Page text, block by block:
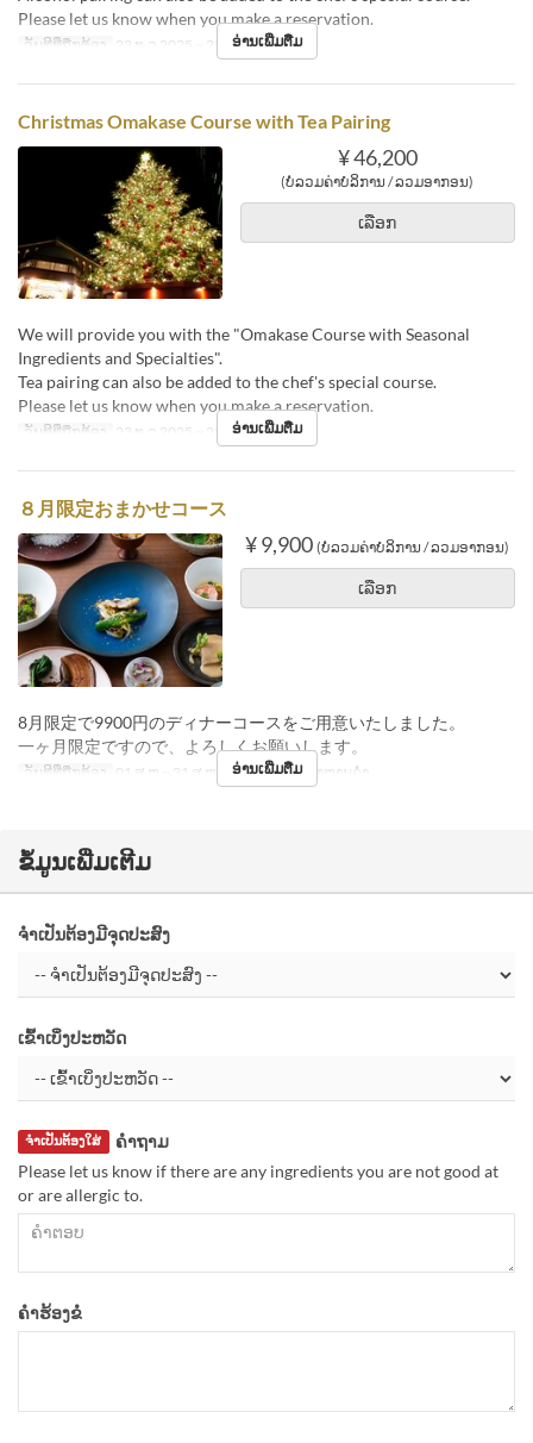
Please let us know when you make a reservation.
ວັນທີທີ່ຖືກຕ້ອງ 23 ທ.ວ 2025 ~ 25 ທ.ວ 2025
ອ່ານເພີ່ມຕື່ມ
Christmas Omakase Course with Tea Pairing
¥ 46,200
(ບໍ່ລວມຄ່າບໍລິການ / ລວມອາກອນ)
ເລືອກ
We will provide you with the "Omakase Course with Seasonal
Ingredients and Specialties".
Tea pairing can also be added to the chef's special course.
Please let us know when you make a reservation.
ວັນທີທີ່ຖືກຕ້ອງ 23 ທ.ວ 2025 ~ 25 ທ.ວ 2025
ອ່ານເພີ່ມຕື່ມ
８月限定おまかせコース
¥ 9,900 (ບໍ່ລວມຄ່າບໍລິການ / ລວມອາກອນ)
ເລືອກ
8月限定で9900円のディナーコースをご用意いたしました。
一ヶ月限定ですので、よろしくお願いします。
ວັນທີທີ່ຖືກຕ້ອງ 01 ສ.ຫ ~ 31 ສ.ຫ ຄາບອາຫານ ອາຫານຄ່ຳ
ອ່ານເພີ່ມຕື່ມ
ຂໍ້ມູນເພີ່ມເຕີມ
ຈຳເປັນຕ້ອງມີຈຸດປະສົງ
ເຂົ້າເບິ່ງປະຫວັດ
ຄຳຖາມ
ຈຳເປັນຕ້ອງໃສ່
Please let us know if there are any ingredients you are not good at
or are allergic to.
ຄຳຮ້ອງຂໍ